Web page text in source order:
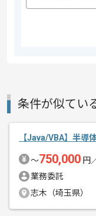
その他募集要項
エージェントから
条件が似てい
【Java/VBA】半導
〜750,000 円
業務委託
志木（埼玉県）